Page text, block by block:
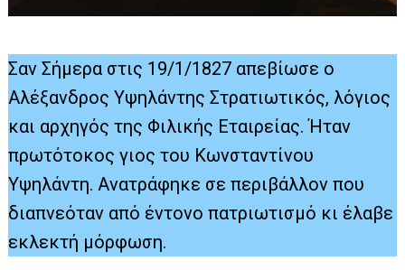
Σαν Σήμερα στις 19/1/1827 απεβίωσε ο
Αλέξανδρος Υψηλάντης Στρατιωτικός, λόγιος
και αρχηγός της Φιλικής Εταιρείας. Ήταν
πρωτότοκος γιος του Κωνσταντίνου
Υψηλάντη. Ανατράφηκε σε περιβάλλον που
διαπνεόταν από έντονο πατριωτισμό κι έλαβε
εκλεκτή μόρφωση.